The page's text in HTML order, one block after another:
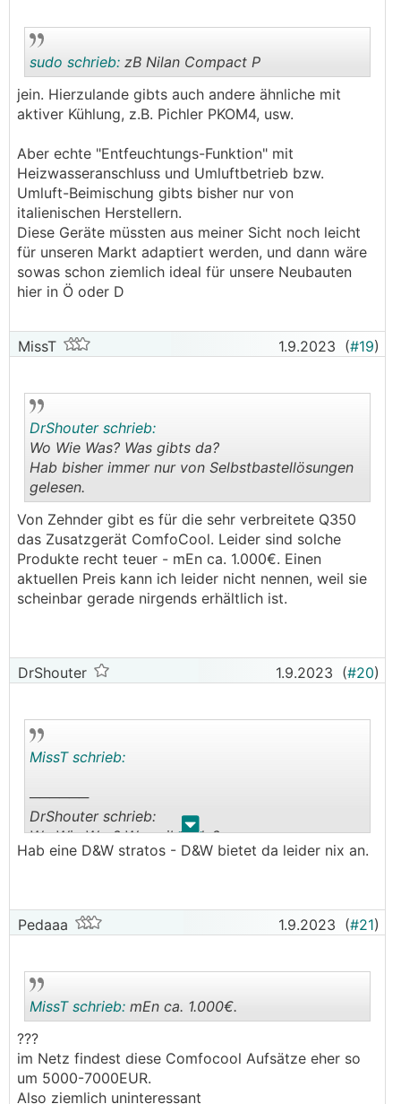
sudo schrieb: zB Nilan Compact P
jein. Hierzulande gibts auch andere ähnliche mit
aktiver Kühlung, z.B. Pichler PKOM4, usw.
Aber echte "Entfeuchtungs-Funktion" mit
Heizwasseranschluss und Umluftbetrieb bzw.
Umluft-Beimischung gibts bisher nur von
italienischen Herstellern.
Diese Geräte müssten aus meiner Sicht noch leicht
für unseren Markt adaptiert werden, und dann wäre
sowas schon ziemlich ideal für unsere Neubauten
hier in Ö oder D
MissT 1.9.2023 (#19)
..
DrShouter schrieb:
Wo Wie Was? Was gibts da?
Hab bisher immer nur von Selbstbastellösungen
gelesen.
Von Zehnder gibt es für die sehr verbreitete Q350
das Zusatzgerät ComfoCool. Leider sind solche
Produkte recht teuer - mEn ca. 1.000€. Einen
aktuellen Preis kann ich leider nicht nennen, weil sie
scheinbar gerade nirgends erhältlich ist.
DrShouter 1.9.2023 (#20)
. .
MissT schrieb:
──────
DrShouter schrieb:
Wo Wie Was? Was gibts da?
Hab bisher immer nur von Selbstbastellösungen
Von Zehnder gibt es für die sehr verbreitete
solche Produkte recht teuer - mEn ca. 1.000€.
Einen aktuellen Preis kann ich leider nicht
nennen, weil sie scheinbar gerade nirgends
erhältlich ist.
Hab eine D&W stratos - D&W bietet da leider nix an.
Pedaaa 1.9.2023 (#21)
MissT schrieb: mEn ca. 1.000€.
???
im Netz findest diese Comfocool Aufsätze eher so
um 5000-7000EUR.
Also ziemlich uninteressant